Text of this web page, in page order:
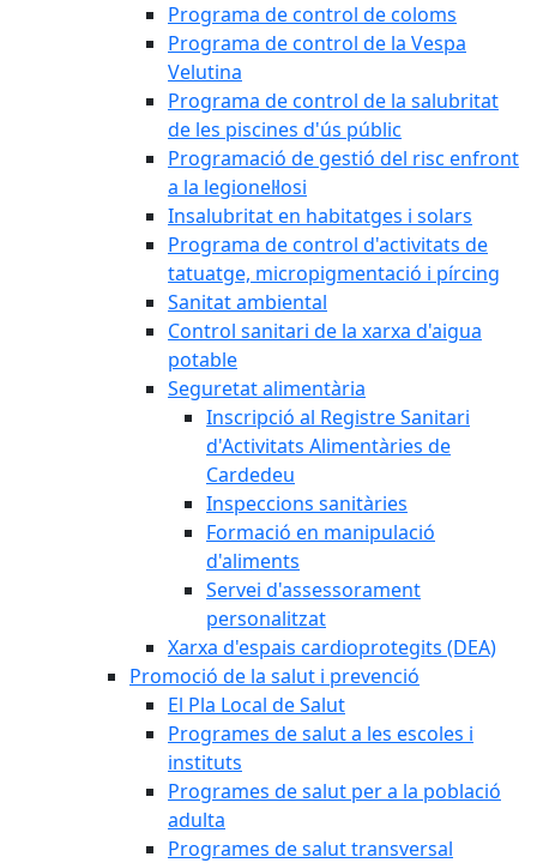
Programa de control de coloms
Programa de control de la Vespa
Velutina
Programa de control de la salubritat
de les piscines d'ús públic
Programació de gestió del risc enfront
a la legionel·losi
Insalubritat en habitatges i solars
Programa de control d'activitats de
tatuatge, micropigmentació i pírcing
Sanitat ambiental
Control sanitari de la xarxa d'aigua
potable
Seguretat alimentària
Inscripció al Registre Sanitari
d'Activitats Alimentàries de
Cardedeu
Inspeccions sanitàries
Formació en manipulació
d'aliments
Servei d'assessorament
personalitzat
Xarxa d'espais cardioprotegits (DEA)
Promoció de la salut i prevenció
El Pla Local de Salut
Programes de salut a les escoles i
instituts
Programes de salut per a la població
adulta
Programes de salut transversal